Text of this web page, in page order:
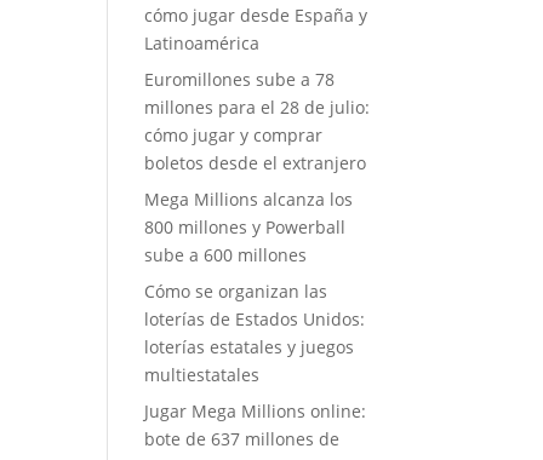
cómo jugar desde España y
Latinoamérica
Euromillones sube a 78
millones para el 28 de julio:
cómo jugar y comprar
boletos desde el extranjero
Mega Millions alcanza los
800 millones y Powerball
sube a 600 millones
Cómo se organizan las
loterías de Estados Unidos:
loterías estatales y juegos
multiestatales
Jugar Mega Millions online:
bote de 637 millones de